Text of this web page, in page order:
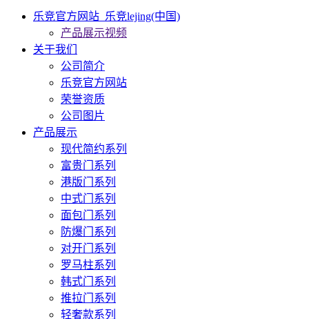
乐竞官方网站_乐竞lejing(中国)
产品展示视频
关于我们
公司简介
乐竞官方网站
荣誉资质
公司图片
产品展示
现代简约系列
富贵门系列
港版门系列
中式门系列
面包门系列
防爆门系列
对开门系列
罗马柱系列
韩式门系列
推拉门系列
轻奢款系列